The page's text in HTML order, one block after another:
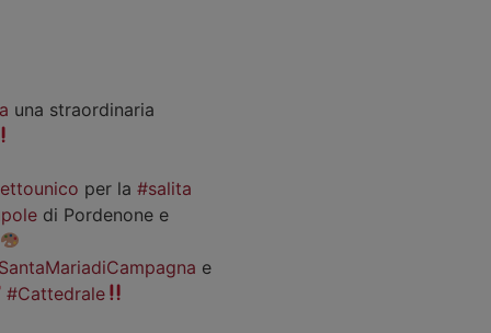
una straordinaria
per la#salita
di Pordenone e
e
#Cattedrale